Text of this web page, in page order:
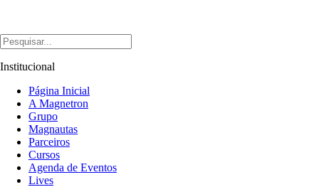
Institucional
Página Inicial
A Magnetron
Grupo
Magnautas
Parceiros
Cursos
Agenda de Eventos
Lives